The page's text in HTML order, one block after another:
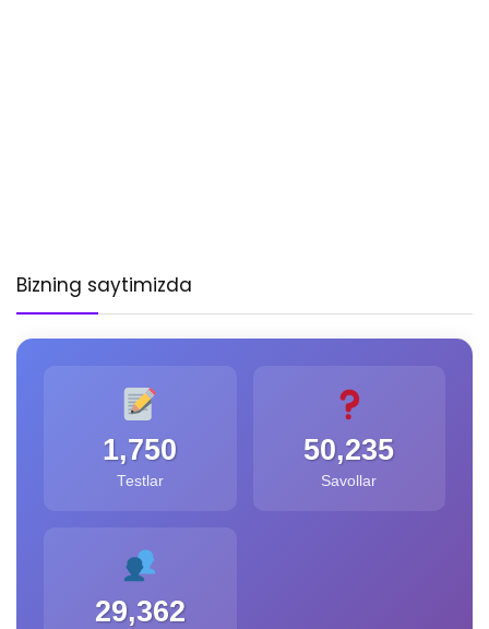
Bizning saytimizda
1,750
Testlar
50,235
Savollar
29,362